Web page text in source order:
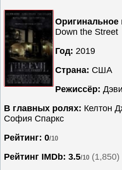
Мелодрамы
Мультфильмы
Мюзиклы
Приключения
Русские
фильмы
Сериалы
Спорт
Триллеры
Оригинальное
Down the Street
Год: 2019
Страна: США
Режиссёр:
В главных ролях: Келтон
София Спаркс
Рейтинг: 0/10
Рейтинг IMDb: 3.5/10 (1,850)